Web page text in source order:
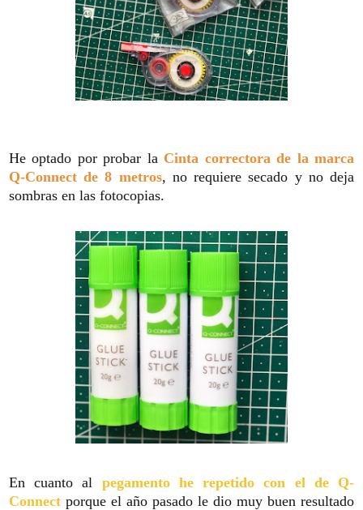
He optado por probar la Cinta correctora de la marca
Q-Connect de 8 metros, no requiere secado y no deja
sombras en las fotocopias.
En cuanto al pegamento he repetido con el de Q-
Connect porque el año pasado le dio muy buen resultado